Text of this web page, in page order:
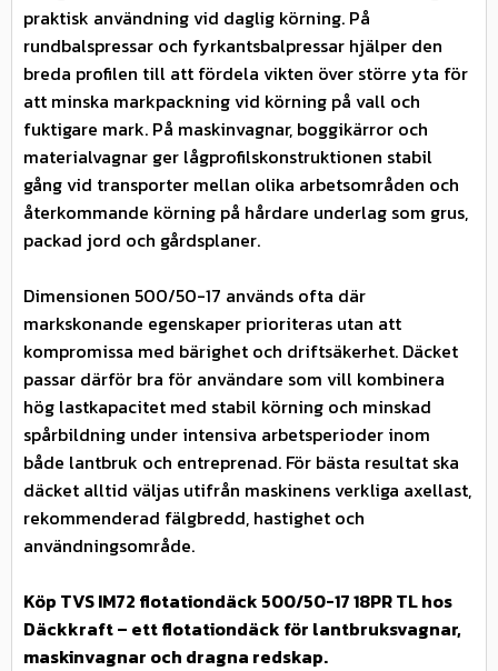
praktisk användning vid daglig körning. På
rundbalspressar och fyrkantsbalpressar hjälper den
breda profilen till att fördela vikten över större yta för
att minska markpackning vid körning på vall och
fuktigare mark. På maskinvagnar, boggikärror och
materialvagnar ger lågprofilskonstruktionen stabil
gång vid transporter mellan olika arbetsområden och
återkommande körning på hårdare underlag som grus,
packad jord och gårdsplaner.
Dimensionen 500/50-17 används ofta där
markskonande egenskaper prioriteras utan att
kompromissa med bärighet och driftsäkerhet. Däcket
passar därför bra för användare som vill kombinera
hög lastkapacitet med stabil körning och minskad
spårbildning under intensiva arbetsperioder inom
både lantbruk och entreprenad. För bästa resultat ska
däcket alltid väljas utifrån maskinens verkliga axellast,
rekommenderad fälgbredd, hastighet och
användningsområde.
Köp TVS IM72 flotationdäck 500/50-17 18PR TL hos
Däckkraft – ett flotationdäck för lantbruksvagnar,
maskinvagnar och dragna redskap.